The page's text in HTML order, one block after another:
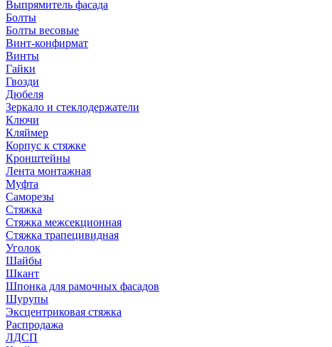
Выпрямитель фасада
Болты
Болты весовые
Винт-конфирмат
Винты
Гайки
Гвозди
Дюбеля
Зеркало и стеклодержатели
Ключи
Кляймер
Корпус к стяжке
Кронштейны
Лента монтажная
Муфта
Саморезы
Стяжка
Стяжка межсекционная
Стяжка трапецивидная
Уголок
Шайбы
Шкант
Шпонка для рамочных фасадов
Шурупы
Эксцентриковая стяжка
Распродажа
ЛДСП